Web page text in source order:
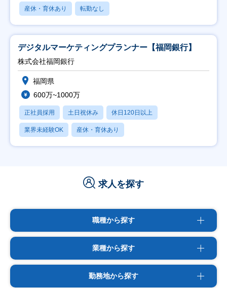
産休・育休あり 転勤なし
デジタルマーケティングプランナー【福岡銀行】
株式会社福岡銀行
福岡県
600万~1000万
正社員採用 土日祝休み 休日120日以上
業界未経験OK 産休・育休あり
求人を探す
職種から探す
業種から探す
勤務地から探す